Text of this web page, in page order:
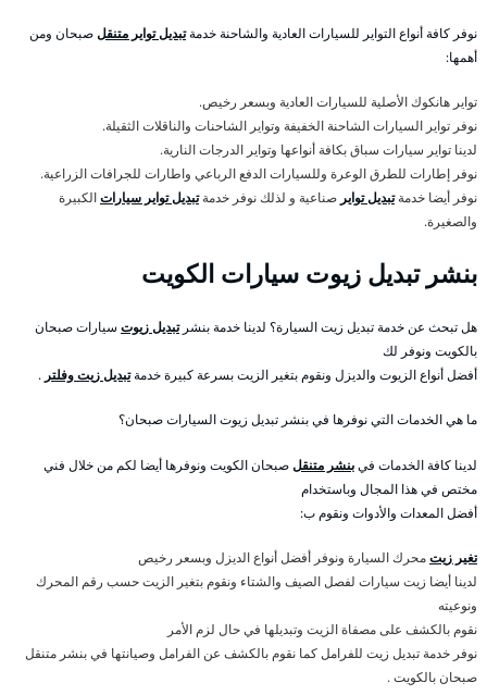
نوفر كافة أنواع التواير للسيارات العادية والشاحنة خدمةتبديل تواير متنقلصبحان ومن
أهمها:
تواير هانكوك الأصلية للسيارات العادية وبسعر رخيص.
نوفر تواير السيارات الشاحنة الخفيفة وتواير الشاحنات والناقلات الثقيلة.
لدينا تواير سيارات سباق بكافة أنواعها وتواير الدرجات النارية.
نوفر إطارات للطرق الوعرة وللسيارات الدفع الرباعي واطارات للجرافات الزراعية.
نوفر أيضا خدمةتبديل تواير صناعية و لذلك نوفر خدمةتبديل تواير سياراتالكبيرة
والصغيرة.
بنشر تبديل زيوت سيارات الكويت
هل تبحث عن خدمة تبديل زيت السيارة؟ لدينا خدمة بنشرتبديل زيوت سيارات صبحان
بالكويت ونوفر لك
أفضل أنواع الزيوت والديزل ونقوم بتغير الزيت بسرعة كبيرة خدمةتبديل زيت وفلتر .
ما هي الخدمات التي نوفرها في بنشر تبديل زيوت السيارات صبحان؟
لدينا كافة الخدمات فيبنشر متنقلصبحان الكويت ونوفرها أيضا لكم من خلال فني
مختص في هذا المجال وباستخدام
أفضل المعدات والأدوات ونقوم ب:
تغير زيتمحرك السيارة ونوفر أفضل أنواع الديزل وبسعر رخيص
لدينا أيضا زيت سيارات لفصل الصيف والشتاء ونقوم بتغير الزيت حسب رقم المحرك
ونوعيته
نقوم بالكشف على مصفاة الزيت وتبديلها في حال لزم الأمر
نوفر خدمة تبديل زيت للفرامل كما نقوم بالكشف عن الفرامل وصيانتها في بنشر متنقل
صبحان بالكويت .